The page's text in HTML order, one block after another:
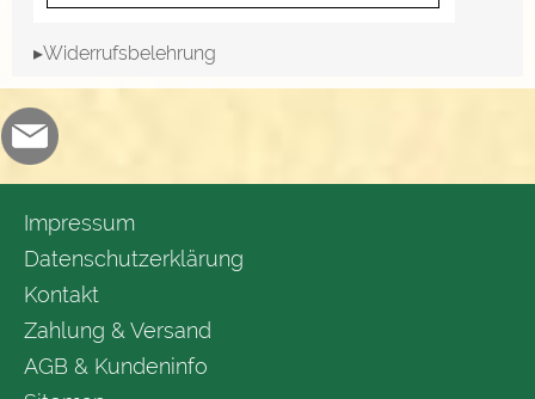
▸Widerrufsbelehrung
Impressum
Datenschutzerklärung
Kontakt
Zahlung & Versand
AGB & Kundeninfo